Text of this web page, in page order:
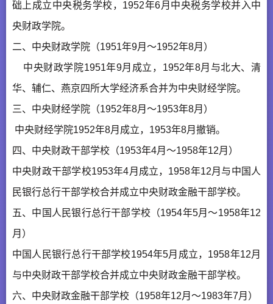
础上成立中央税务学校，1952年6月中央税务学校并入中
央财政学院。
二、中央财政学院（1951年9月～1952年8月）
中央财政学院1951年9月成立，1952年8月与北大、清
华、辅仁、燕京四所大学经济系合并为中央财经学院。
三、中央财经学院（1952年8月～1953年8月）
中央财经学院1952年8月成立，1953年8月撤销。
四、中央财政干部学校（1953年4月～1958年12月）
中央财政干部学校1953年4月成立，1958年12月与中国人
民银行总行干部学校合并成立中央财政金融干部学校。
五、中国人民银行总行干部学校（1954年5月～1958年12
月）
中国人民银行总行干部学校1954年5月成立，1958年12月
与中央财政干部学校合并成立中央财政金融干部学校。
六、中央财政金融干部学校（1958年12月～1983年7月）